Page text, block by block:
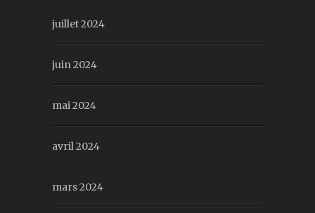
juillet 2024
juin 2024
mai 2024
avril 2024
mars 2024